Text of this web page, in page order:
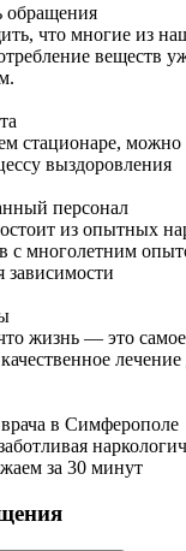
обращения
что многие из
веществ
стационаре,
выздоровления
персонал
из опытных
с многолетним
зависимости
жизнь — это самое
в Симферополе
за 30 минут